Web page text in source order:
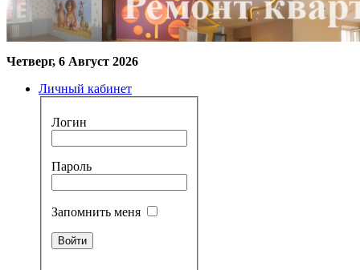
Четверг, 6 Август 2026
Личный кабинет
Логин
Пароль
Запомнить меня